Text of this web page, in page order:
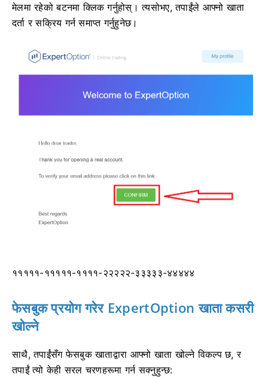
मेलमा रहेको बटनमा क्लिक गर्नुहोस्। त्यसोभए, तपाईंले आफ्नो खाता
दर्ता र सक्रिय गर्न समाप्त गर्नुहुनेछ।
१११११-१११११-११११-२२२२२-३३३३३-४४४४४
फेसबुक प्रयोग गरेर ExpertOption खाता कसरी
खोल्ने
साथै, तपाईंसँग फेसबुक खाताद्वारा आफ्नो खाता खोल्ने विकल्प छ, र
तपाईं त्यो केही सरल चरणहरूमा गर्न सक्नुहुन्छ: